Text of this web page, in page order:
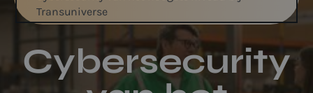
Transuniverse
Cybersecurity